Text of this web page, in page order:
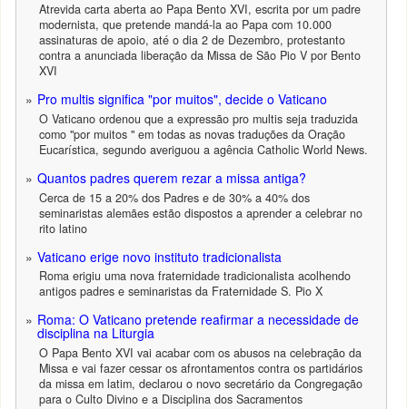
Atrevida carta aberta ao Papa Bento XVI, escrita por um padre
modernista, que pretende mandá-la ao Papa com 10.000
assinaturas de apoio, até o dia 2 de Dezembro, protestanto
contra a anunciada liberação da Missa de São Pio V por Bento
XVI
Pro multis significa "por muitos", decide o Vaticano
O Vaticano ordenou que a expressão pro multis seja traduzida
como "por muitos " em todas as novas traduções da Oração
Eucarística, segundo averiguou a agência Catholic World News.
Quantos padres querem rezar a missa antiga?
Cerca de 15 a 20% dos Padres e de 30% a 40% dos
seminaristas alemães estão dispostos a aprender a celebrar no
rito latino
Vaticano erige novo instituto tradicionalista
Roma erigiu uma nova fraternidade tradicionalista acolhendo
antigos padres e seminaristas da Fraternidade S. Pio X
Roma: O Vaticano pretende reafirmar a necessidade de
disciplina na Liturgia
O Papa Bento XVI vai acabar com os abusos na celebração da
Missa e vai fazer cessar os afrontamentos contra os partidários
da missa em latim, declarou o novo secretário da Congregação
para o Culto Divino e a Disciplina dos Sacramentos